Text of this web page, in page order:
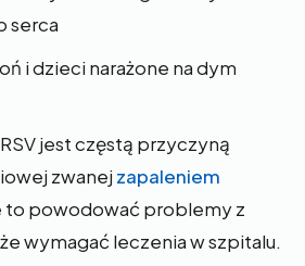
serca
i dzieci narażone na dym
jest częstą przyczyną
zwanej zapaleniem
to powodować problemy z
wymagać leczenia w szpitalu.